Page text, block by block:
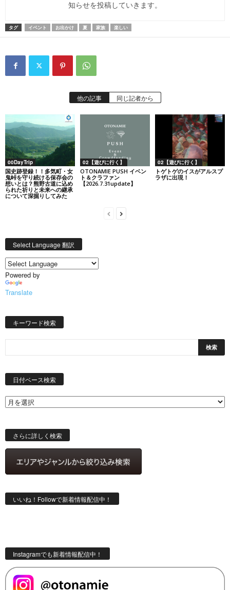
知らせを投稿していきます。
タグ イベント お出かけ 夏 家族 楽しい
他の記事 同じ記者から
00DayTrip
国史跡登録！！多気町・女
鬼峠を守り続ける保存会の
想いとは？熊野古道に込め
られた祈りと未来への継承
について深掘りしてみた
02【遊びに行く】
OTONAMIE PUSH イベン
ト＆クラファン
【2026.7.31update】
02【遊びに行く】
トゲトゲのイスがアルスプ
ラザに出現！
Select Language 翻訳
Powered by
Translate
キーワード検索
日付ベース検索
索
さらに詳しく検索
いいね！Followで新着情報配信中！
Instagramでも新着情報配信中！